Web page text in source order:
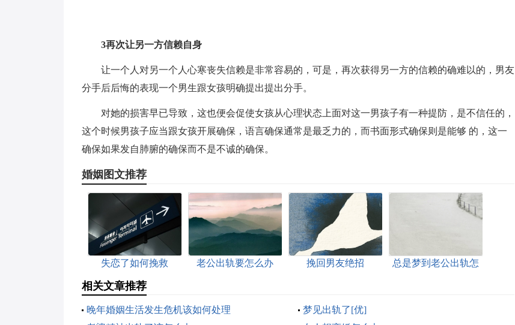
3再次让另一方信赖自身
让一个人对另一个人心寒丧失信赖是非常容易的，可是，再次获得另一方的信赖的确难以的，男友
分手后后悔的表现一个男生跟女孩明确提出提出分手。
对她的损害早已导致，这也便会促使女孩从心理状态上面对这一男孩子有一种提防，是不信任的，
这个时候男孩子应当跟女孩开展确保，语言确保通常是最乏力的，而书面形式确保则是能够 的，这一
确保如果发自肺腑的确保而不是不诚的确保。
婚姻图文推荐
失恋了如何挽救 老公出轨要怎么办 挽回男友绝招
总是梦到老公出轨怎
相关文章推荐
晚年婚姻生活发生危机该如何处理
梦见出轨了[优]